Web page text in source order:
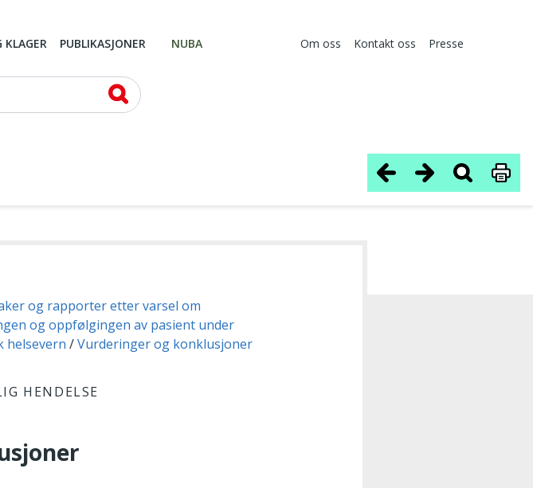
KLAGER PUBLIKASJONER NUBA Om oss Kontakt oss Presse
og rapporter etter varsel om
og oppfølgingen av pasient under
helsevern
Vurderinger og konklusjoner
HENDELSE